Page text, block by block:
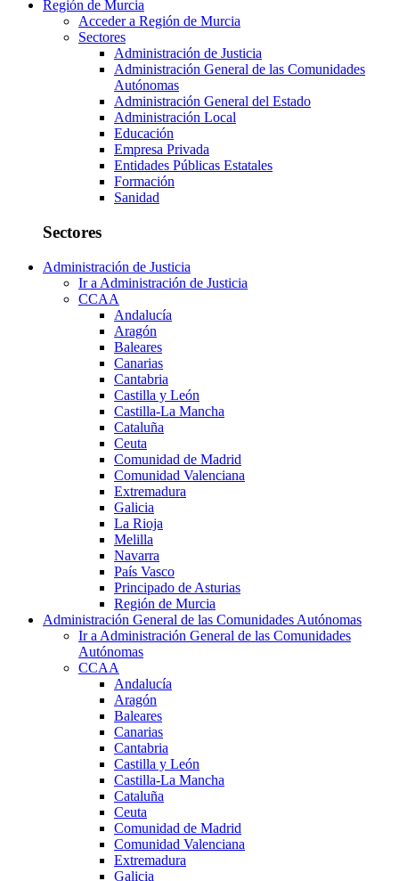
Región de Murcia
Acceder a Región de Murcia
Sectores
Administración de Justicia
Administración General de las Comunidades
Autónomas
Administración General del Estado
Administración Local
Educación
Empresa Privada
Entidades Públicas Estatales
Formación
Sanidad
Sectores
Administración de Justicia
Ir a Administración de Justicia
CCAA
Andalucía
Aragón
Baleares
Canarias
Cantabria
Castilla y León
Castilla-La Mancha
Cataluña
Ceuta
Comunidad de Madrid
Comunidad Valenciana
Extremadura
Galicia
La Rioja
Melilla
Navarra
País Vasco
Principado de Asturias
Región de Murcia
Administración General de las Comunidades Autónomas
Ir a Administración General de las Comunidades
Autónomas
CCAA
Andalucía
Aragón
Baleares
Canarias
Cantabria
Castilla y León
Castilla-La Mancha
Cataluña
Ceuta
Comunidad de Madrid
Comunidad Valenciana
Extremadura
Galicia